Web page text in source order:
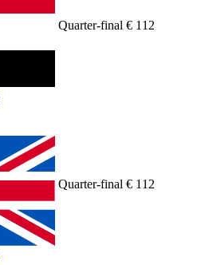
Quarter-final € 112
Quarter-final € 112